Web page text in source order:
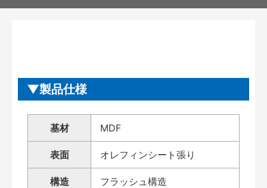
製品仕様
基材 MDF
表面 オレフィンシート張り
構造 フラッシュ構造